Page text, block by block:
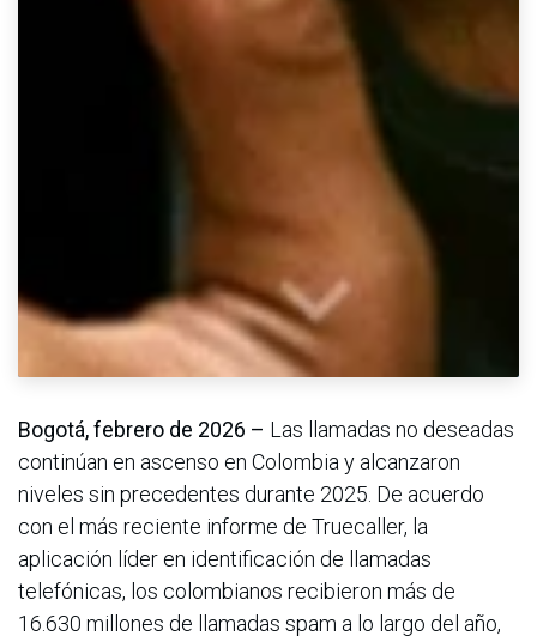
Bogotá, febrero de 2026 – Las llamadas no deseadas
continúan en ascenso en Colombia y alcanzaron
niveles sin precedentes durante 2025. De acuerdo
con el más reciente informe de Truecaller, la
aplicación líder en identificación de llamadas
telefónicas, los colombianos recibieron más de
16.630 millones de llamadas spam a lo largo del año,